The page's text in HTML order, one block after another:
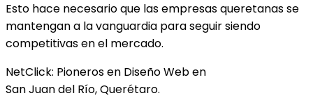
Esto hace necesario que las empresas queretanas se
mantengan a la vanguardia para seguir siendo
competitivas en el mercado.
NetClick: Pioneros en Diseño Web en
San Juan del Río, Querétaro.